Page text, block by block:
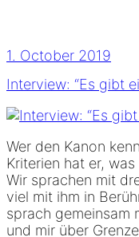
1. October 2019
Interview: “Es gibt
Wer den Kanon
Kriterien hat er,
Wir sprachen mit
viel mit ihm in
sprach gemeinsam
und mir über